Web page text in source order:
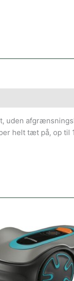
uden
helt tæt på, op til